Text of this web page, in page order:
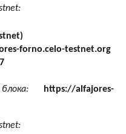
forno.celo-testnet.org
https://alfajores-